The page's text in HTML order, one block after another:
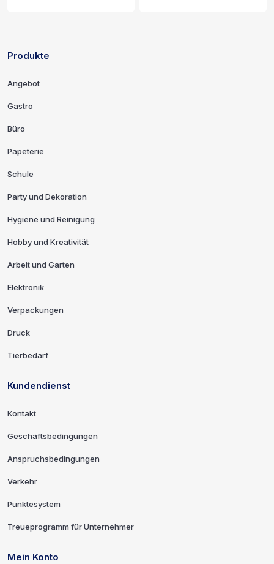
Links und Kontaktinformationen
Produkte
Angebot
Gastro
Büro
Papeterie
Schule
Party und Dekoration
Hygiene und Reinigung
Hobby und Kreativität
Arbeit und Garten
Elektronik
Verpackungen
Druck
Tierbedarf
Kundendienst
Kontakt
Geschäftsbedingungen
Anspruchsbedingungen
Verkehr
Punktesystem
Treueprogramm für Unternehmer
Mein Konto